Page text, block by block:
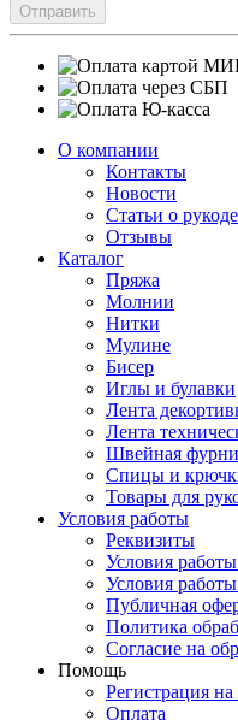
Отправить
О компании
Контакты
Новости
Статьи о
Отзывы
Каталог
Пряжа
Молнии
Нитки
Мулине
Бисер
Иглы и булавки
Лента
Лента
Швейная
Спицы и
Товары для
Условия работы
Реквизиты
Условия
Условия
Публичная
Политика
Согласие на
Помощь
Регистрация на
Оплата